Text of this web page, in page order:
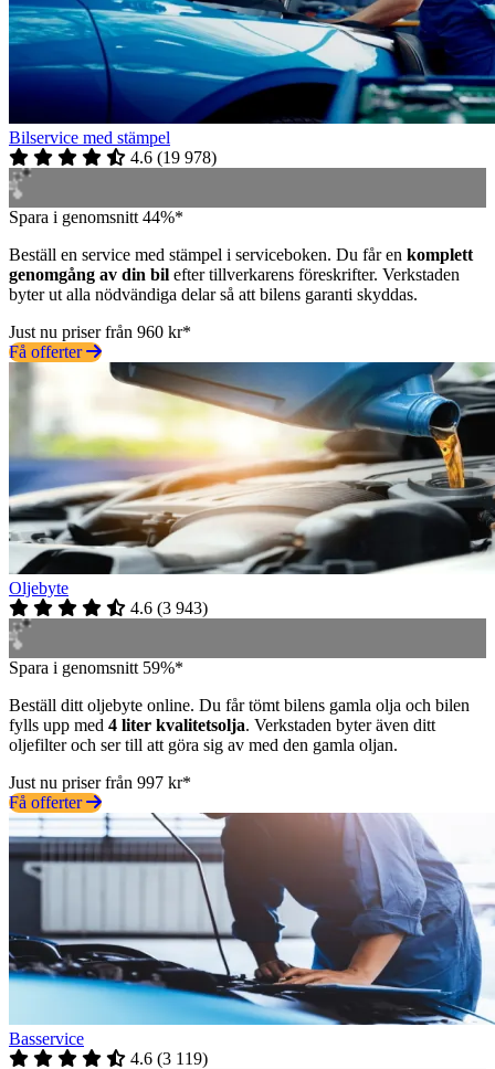
Bilservice med stämpel
4.6 (19 978)
Spara i genomsnitt 44%*
Beställ en service med stämpel i serviceboken. Du får en komplett
genomgång av din bil efter tillverkarens föreskrifter. Verkstaden
byter ut alla nödvändiga delar så att bilens garanti skyddas.
Just nu priser från 960 kr*
Få offerter
Oljebyte
4.6 (3 943)
Spara i genomsnitt 59%*
Beställ ditt oljebyte online. Du får tömt bilens gamla olja och bilen
fylls upp med 4 liter kvalitetsolja. Verkstaden byter även ditt
oljefilter och ser till att göra sig av med den gamla oljan.
Just nu priser från 997 kr*
Få offerter
Basservice
4.6 (3 119)